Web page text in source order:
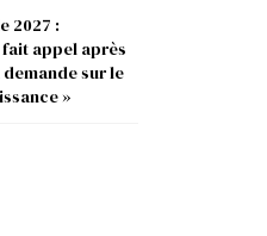
2027 :
appel après
sur le
»